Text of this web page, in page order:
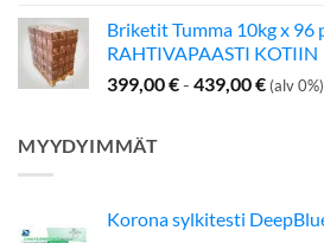
oli:
199,00 €.
on:
142,50 €.
Briketit Tumma 10kg x 96
RAHTIVAPAASTI KOTIIN
399,00€- 439,00€ (alv 0%)
MYYDYIMMÄT
Korona sylkitesti